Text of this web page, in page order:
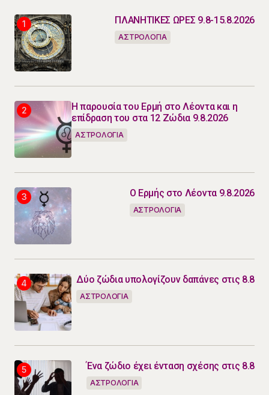
ΠΛΑΝΗΤΙΚΕΣ ΩΡΕΣ 9.8-15.8.2026
ΑΣΤΡΟΛΟΓΙΑ
Η παρουσία του Ερμή στο Λέοντα και η
επίδραση του στα 12 Ζώδια 9.8.2026
ΑΣΤΡΟΛΟΓΙΑ
Ο Ερμής στο Λέοντα 9.8.2026
ΑΣΤΡΟΛΟΓΙΑ
Δύο ζώδια υπολογίζουν δαπάνες στις 8.8
ΑΣΤΡΟΛΟΓΙΑ
Ένα ζώδιο έχει ένταση σχέσης στις 8.8
ΑΣΤΡΟΛΟΓΙΑ